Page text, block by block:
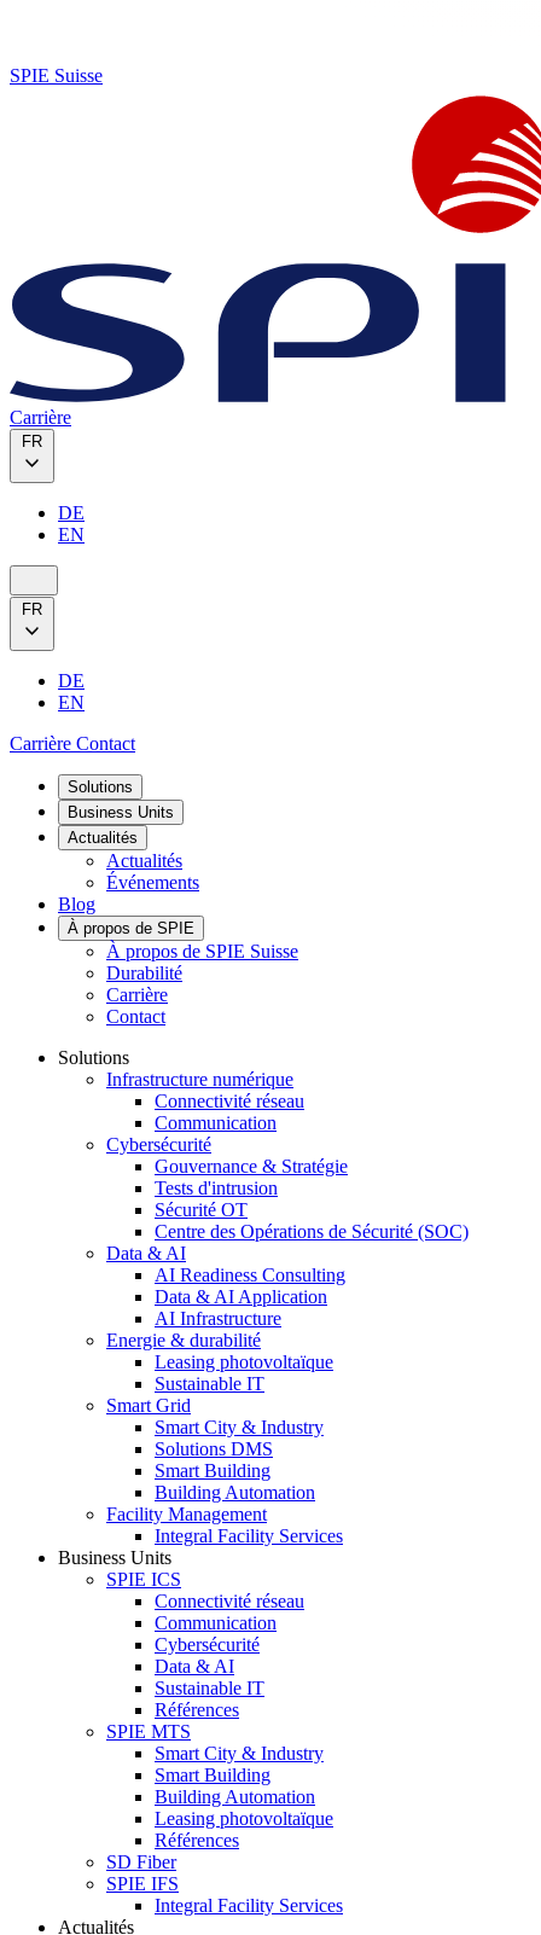
SPIE Suisse
Carrière
FR
DE
EN
FR
DE
EN
Carrière Contact
Solutions
Business Units
Actualités
Actualités
Événements
Blog
À propos de SPIE
À propos de SPIE Suisse
Durabilité
Carrière
Contact
Solutions
Infrastructure numérique
Connectivité réseau
Communication
Cybersécurité
Gouvernance & Stratégie
Tests d'intrusion
Sécurité OT
Centre des Opérations de Sécurité (SOC)
Data & AI
AI Readiness Consulting
Data & AI Application
AI Infrastructure
Energie & durabilité
Leasing photovoltaïque
Sustainable IT
Smart Grid
Smart City & Industry
Solutions DMS
Smart Building
Building Automation
Facility Management
Integral Facility Services
Business Units
SPIE ICS
Connectivité réseau
Communication
Cybersécurité
Data & AI
Sustainable IT
Références
SPIE MTS
Smart City & Industry
Smart Building
Building Automation
Leasing photovoltaïque
Références
SD Fiber
SPIE IFS
Integral Facility Services
Actualités